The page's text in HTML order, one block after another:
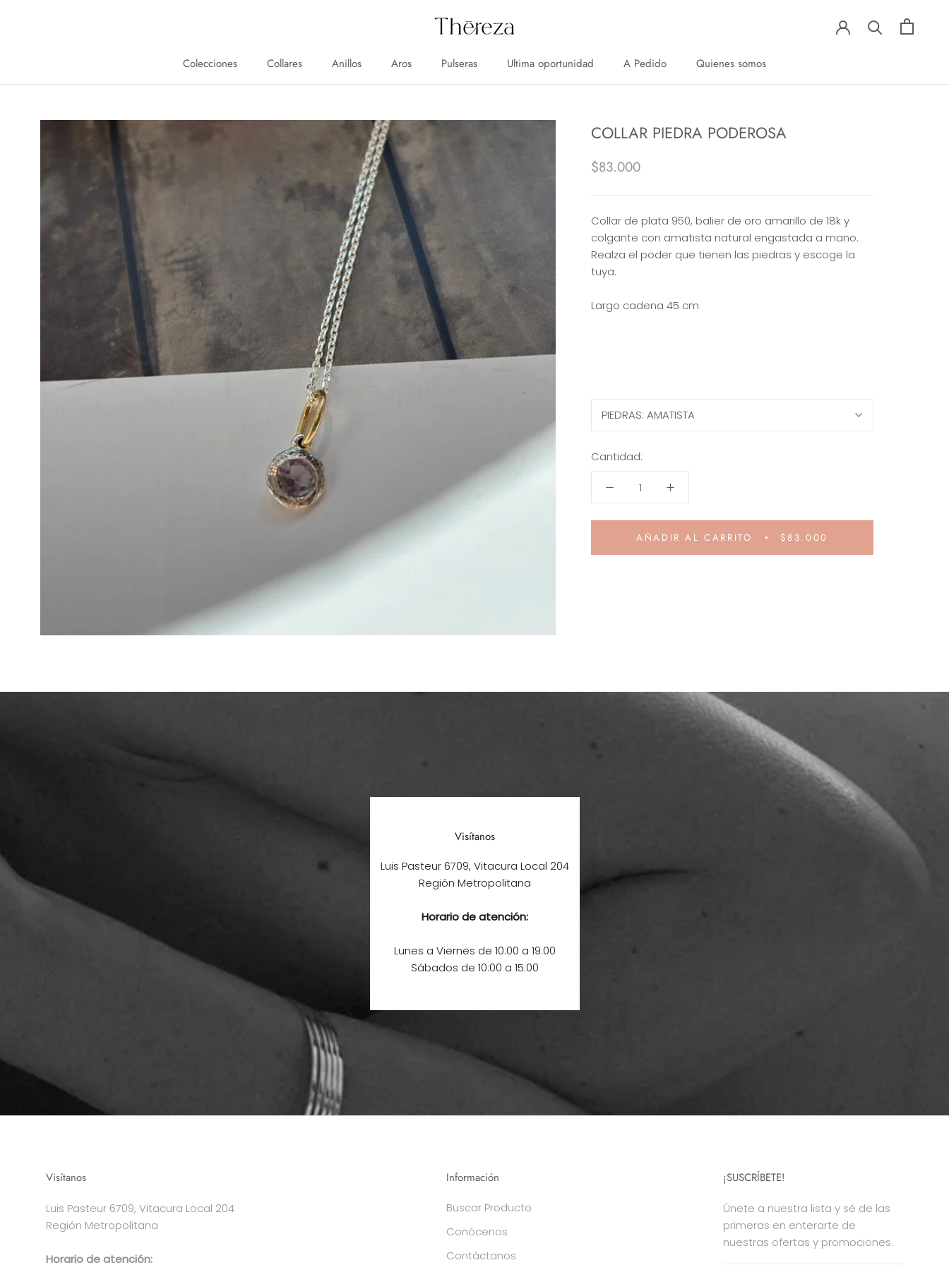
Colecciones
Collares
Anillos
Aros
Pulseras
Ultima oportunidad
A Pedido
Quienes somos
COLLAR PIEDRA PODEROSA
$83.000
Collar de plata 950, balier de oro amarillo de 18k y
colgante con amatista natural engastada a mano.
Realza el poder que tienen las piedras y escoge la
tuya.
Largo cadena 45 cm
PIEDRAS: AMATISTA
Cantidad:
AÑADIR AL CARRITO $83.000
Visítanos
Luis Pasteur 6709, Vitacura Local 204
Región Metropolitana
Horario de atención:
Lunes a Viernes de 10:00 a 19:00
Sábados de 10:00 a 15:00
Visítanos
Luis Pasteur 6709, Vitacura Local 204
Región Metropolitana
Horario de atención:
Información
Buscar Producto
Conócenos
Contáctanos
¡SUSCRÍBETE!
Únete a nuestra lista y sé de las
primeras en enterarte de
nuestras ofertas y promociones.